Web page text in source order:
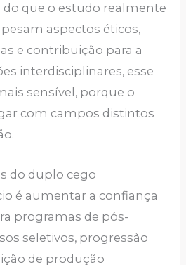
que o estudo realmente
aspectos éticos,
e contribuição para a
interdisciplinares, esse
sensível, porque o
com campos distintos
do duplo cego
é aumentar a confiança
programas de pós-
seletivos, progressão
de produção